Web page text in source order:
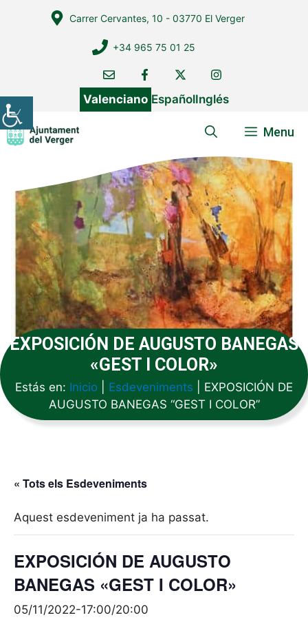
Carrer Cervantes, 10 - 03770 El Verger
+34 965 75 01 25
Valenciano EspañolInglés
Menu
EXPOSICIÓN DE AUGUSTO BANEGAS
«GEST I COLOR»
Estás en: Inicio Esdeveniments
EXPOSICIÓN DE
AUGUSTO BANEGAS “GEST I COLOR”
« Tots els Esdeveniments
Aquest esdeveniment ja ha passat.
EXPOSICIÓN DE AUGUSTO
BANEGAS «GEST I COLOR»
05/11/2022-17:00/20:00